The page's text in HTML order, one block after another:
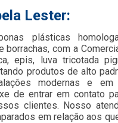
Lester:
plásticas
com a
epis, luva tricotada
produtos de alto
modernas e em
de entrar em contato
clientes. Nosso
em relação aos